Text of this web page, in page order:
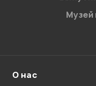
Отправить
Музей
О нас